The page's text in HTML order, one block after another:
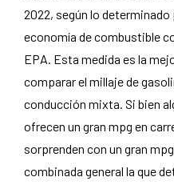
2022, según lo
economía de combustible
EPA. Esta medida es la
comparar el millaje de
conducción mixta. Si bien
ofrecen un gran mpg en
sorprenden con un gran
combinada general la que